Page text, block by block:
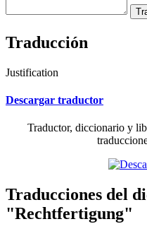
Traducción
Justification
Descargar traductor
Traductor, diccionario y
Traducciones del
"Rechtfertigung"